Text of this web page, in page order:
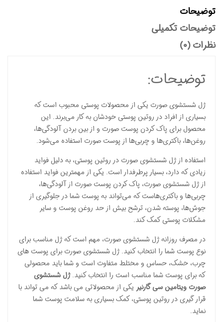
توضیحات
توضیحات تکمیلی
نظرات (0)
توضیحات:
ژل شستشوی صورت یکی از محصولات پوستی محبوب است که
بسیاری از افراد در روتین پوستی خودشان به کار می‌برند. این
محصول برای پاک کردن پوست صورت و از بین بردن آلودگی‌ها،
روغن‌ها، باکتری‌ها و چربی‌ها از پوست صورت استفاده می‌شود.
استفاده از ژل شستشوی صورت در روتین پوستی، به دلیل فواید
زیادی که دارد، بسیار پرطرفدار است. یکی از مهمترین فواید استفاده
از ژل شستشوی صورت، پاک کردن پوست صورت از آلودگی‌ها،
چربی‌ها و باکتری‌هاست که می‌تواند به پوست شما در جلوگیری از
جوش‌ها، پوسته شدن، ترشح بیش از حد روغن پوست و سایر
مشکلات پوستی کمک کند.
در مصرف روزانه ژل شستشوی صورت، مهم است که ژل مناسب برای
نوع پوست شما را انتخاب کنید. ژل شستشوی صورت برای پوست های
چرب، خشک، حساس و مختلط متفاوت است و شما باید محصولی
که برای پوست شما مناسب است را انتخاب کنید.ژل شستشوی
صورت ویتامین سی گارنیر یکی از محصولاتی می باشد که می تواند با
قرار گیری در روتین پوستی، کمک بسیاری به سلامت پوست شما
نماید.